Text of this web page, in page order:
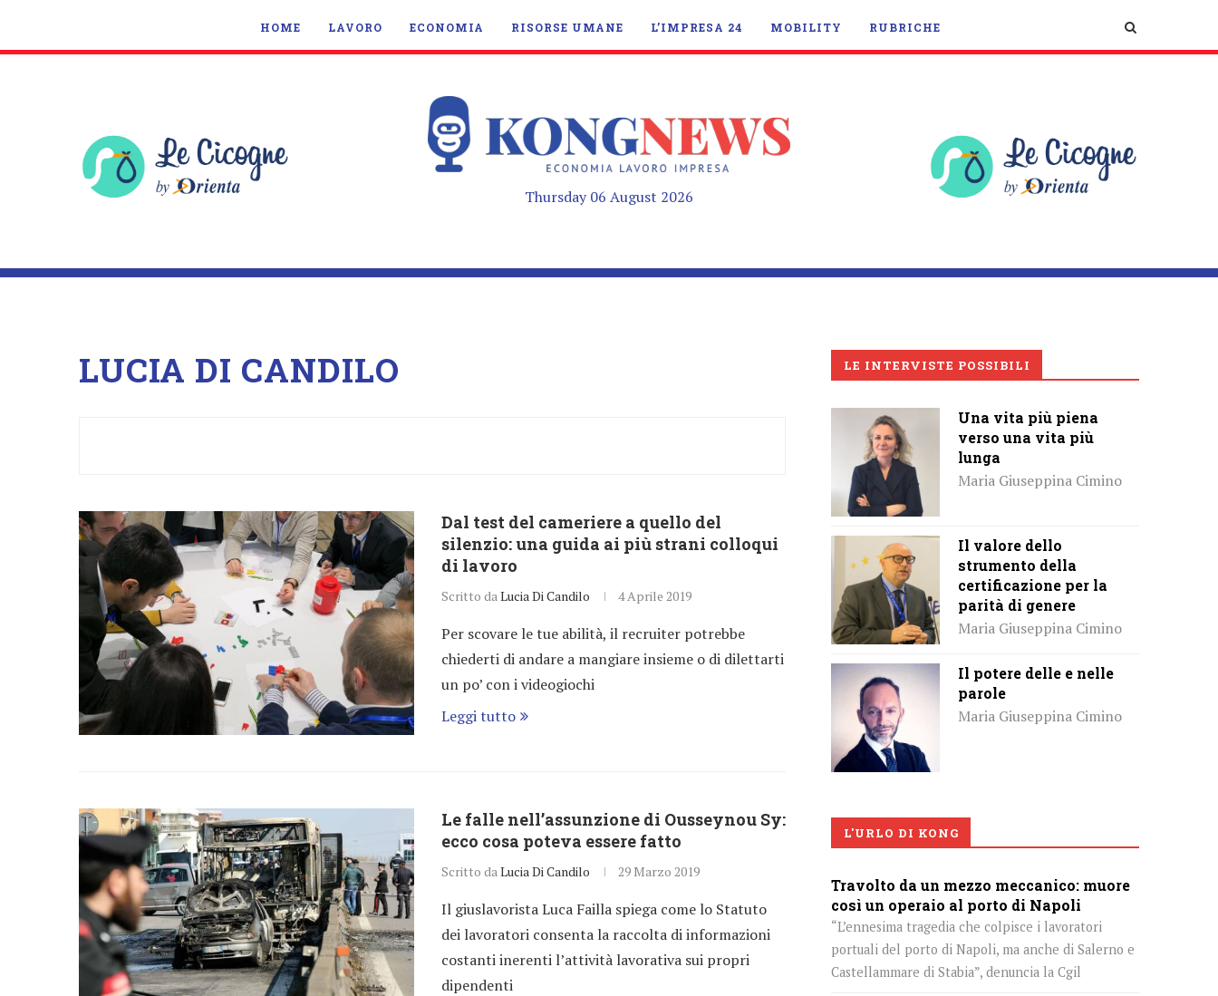
HOME LAVORO ECONOMIA RISORSE UMANE L’IMPRESA 24 MOBILITY RUBRICHE
Thursday 06 August 2026
LUCIA DI CANDILO
Dal test del cameriere a quello del
silenzio: una guida ai più strani colloqui
di lavoro
Scritto daLucia Di Candilo 4 Aprile 2019
Per scovare le tue abilità, il recruiter potrebbe
chiederti di andare a mangiare insieme o di dilettarti
un po’ con i videogiochi
Leggi tutto
Le falle nell’assunzione di Ousseynou Sy:
ecco cosa poteva essere fatto
Scritto da Lucia Di Candilo 29 Marzo 2019
Il giuslavorista Luca Failla spiega come lo Statuto
dei lavoratori consenta la raccolta di informazioni
costanti inerenti l’attività lavorativa sui propri
dipendenti
LE INTERVISTE POSSIBILI
Una vita più piena
verso una vita più
lunga
Maria Giuseppina Cimino
Il valore dello
strumento della
certificazione per la
parità di genere
Maria Giuseppina Cimino
Il potere delle e nelle
parole
Maria Giuseppina Cimino
L'URLO DI KONG
Travolto da un mezzo meccanico: muore
così un operaio al porto di Napoli
“L’ennesima tragedia che colpisce i lavoratori
portuali del porto di Napoli, ma anche di Salerno e
Castellammare di Stabia”, denuncia la Cgil